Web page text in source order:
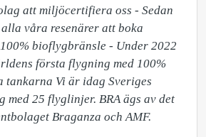
att miljöcertifiera oss - Sedan
våra resenärer att boka
bioflygbränsle - Under 2022
första flygning med 100%
tankarna Vi är idag Sveriges
med 25 flyglinjer. BRA ägs av det
Braganza och AMF.